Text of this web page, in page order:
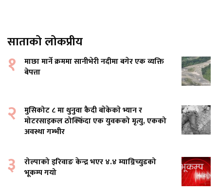
साताको लोकप्रीय
१
माछा मार्ने क्रममा सानीभेरी नदीमा बगेर एक व्यक्ति
बेपत्ता
२
मुसिकोट ८ मा थुनुवा कैदी बाेकेकाे भ्यान र
मोटरसाइकल ठोक्किँदा एक युवकको मृत्यु, एकको
अवस्था गम्भीर
३
रोल्पाको इरिवाङ केन्द्र भएर ४.४ म्याग्निच्युडको
भूकम्प गयो